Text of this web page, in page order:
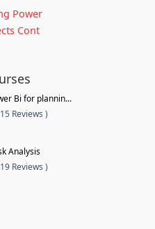
Power
Cont
Bi for plannin...
Reviews )
Analysis
Reviews )